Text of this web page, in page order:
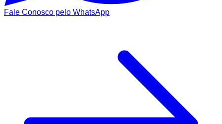
Fale Conosco pelo WhatsApp